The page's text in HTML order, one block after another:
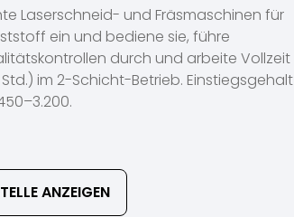
Laserschneid- und Fräsmaschinen für
ein und bediene sie, führe
durch und arbeite Vollzeit
im 2-Schicht-Betrieb. Einstiegsgehalt
ANZEIGEN